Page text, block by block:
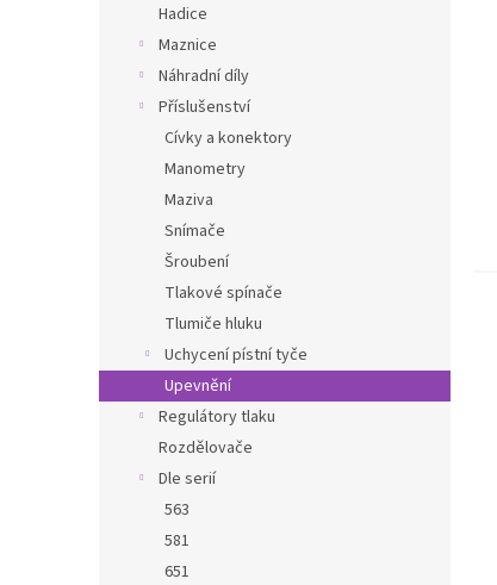
Hadice
Maznice
Náhradní díly
Příslušenství
Cívky a konektory
Manometry
Maziva
Snímače
Šroubení
Tlakové spínače
Tlumiče hluku
Uchycení pístní tyče
Upevnění
Regulátory tlaku
Rozdělovače
Dle serií
563
581
651